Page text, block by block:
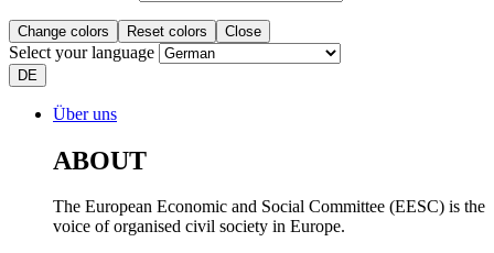
Change colors Reset colors Close
Select your language
DE
Über uns
ABOUT
The European Economic and Social Committee (EESC) is the
voice of organised civil society in Europe.